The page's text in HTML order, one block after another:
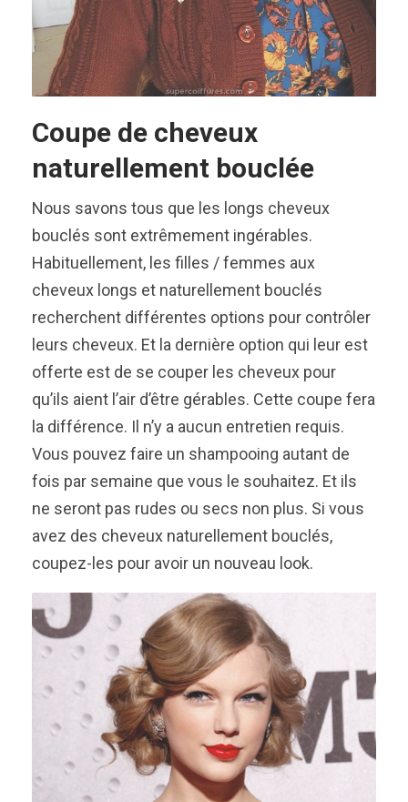
Coupe de cheveux
naturellement bouclée
Nous savons tous que les longs cheveux
bouclés sont extrêmement ingérables.
Habituellement, les filles / femmes aux
cheveux longs et naturellement bouclés
recherchent différentes options pour contrôler
leurs cheveux. Et la dernière option qui leur est
offerte est de se couper les cheveux pour
qu’ils aient l’air d’être gérables. Cette coupe fera
la différence. Il n’y a aucun entretien requis.
Vous pouvez faire un shampooing autant de
fois par semaine que vous le souhaitez. Et ils
ne seront pas rudes ou secs non plus. Si vous
avez des cheveux naturellement bouclés,
coupez-les pour avoir un nouveau look.